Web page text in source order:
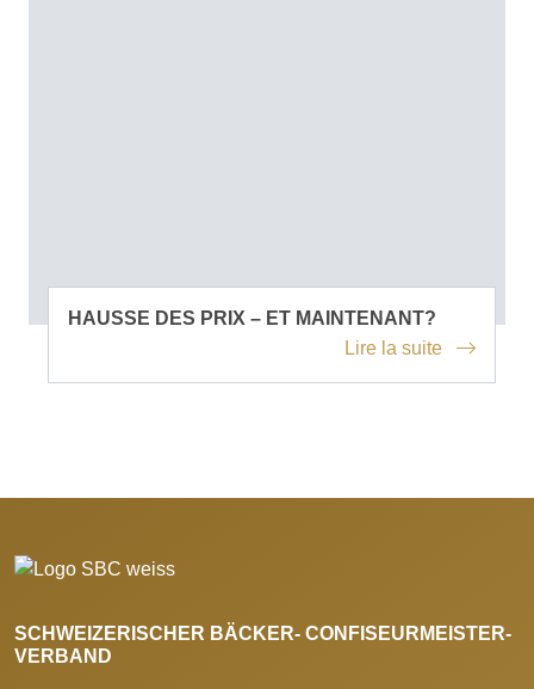
HAUSSE DES PRIX – ET MAINTENANT?
Lire la suite
SCHWEIZERISCHER BÄCKER- CONFISEURMEISTER-
VERBAND